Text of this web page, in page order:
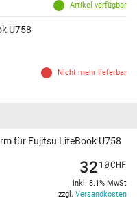
Artikel verfügbar
U758
Nicht mehr lieferbar
für Fujitsu LifeBook U758
3210CHF
inkl. 8.1% MwSt
zzgl. Versandkosten